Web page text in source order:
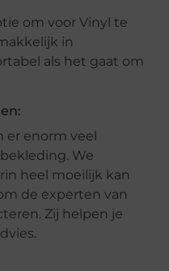
om voor Vinyl te
in
als het gaat om
er enorm veel
We
heel moeilijk kan
de experten van
Zij helpen je